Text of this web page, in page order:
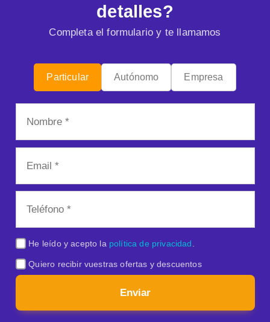
detalles?
Completa el formulario y te llamamos
Particular Autónomo Empresa
He leído y acepto la política de privacidad.
Quiero recibir vuestras ofertas y descuentos
Enviar